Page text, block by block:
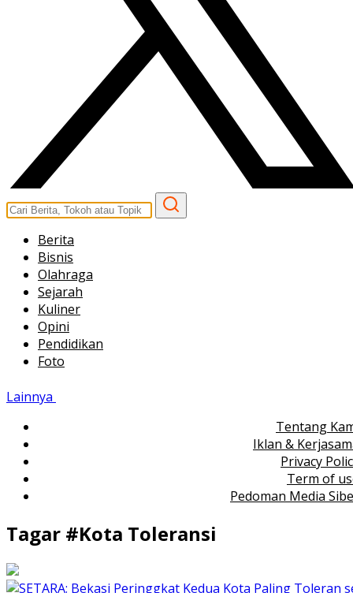
Berita
Bisnis
Olahraga
Sejarah
Kuliner
Opini
Pendidikan
Foto
Lainnya
Tentang
Iklan &
Privacy
Term of
Pedoman Media
Tagar #Kota Toleransi